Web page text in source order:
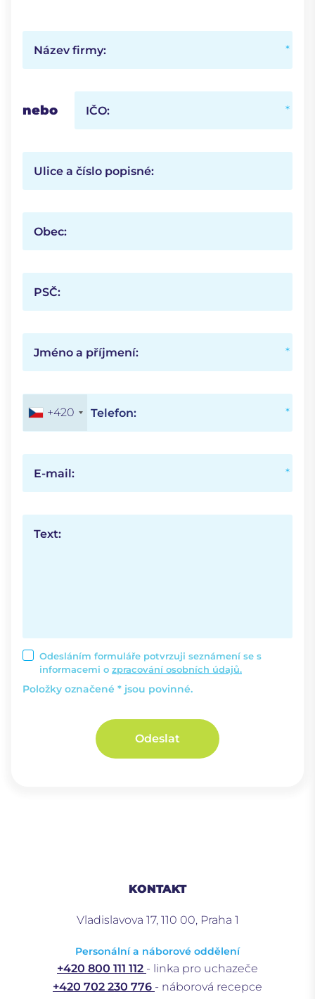
Název firmy:
nebo IČO:
Ulice a číslo popisné:
Obec:
PSČ:
Jméno a příjmení:
Telefon:
+420
E-mail:
Text:
Odesláním formuláře potvrzuji seznámení se s
informacemi o zpracování osobních údajů.
Položky označené * jsou povinné.
Odeslat
KONTAKT
Vladislavova 17, 110 00, Praha 1
Personální a náborové oddělení
+420 800 111 112 - linka pro uchazeče
+420 702 230 776 - náborová recepce